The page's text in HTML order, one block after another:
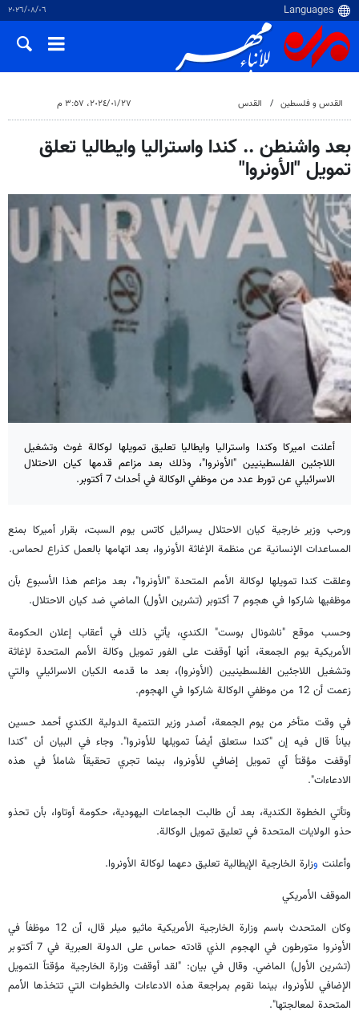
٠٦‏/٠٨‏/٢٠٢٦
القدس و فلسطین القدس ٢٧‏/٠١‏/٢٠٢٤، ٣:٥٧ م
بعد واشنطن .. كندا واستراليا وايطاليا تعلق
تمويل "الأونروا"
أعلنت اميركا وكندا واستراليا وايطاليا تعليق تمويلها لوكالة غوث وتشغيل
اللاجئين الفلسطينيين "الأونروا"، وذلك بعد مزاعم قدمها كيان الاحتلال
الاسرائيلي عن تورط عدد من موظفي الوكالة في أحداث 7 أكتوبر.
ورحب وزير خارجية كيان الاحتلال يسرائيل كاتس يوم السبت، بقرار أميركا بمنع
المساعدات الإنسانية عن منظمة الإغاثة الأونروا، بعد اتهامها بالعمل كذراع لحماس.
وعلقت كندا تمويلها لوكالة الأمم المتحدة "الأونروا"، بعد مزاعم هذا الأسبوع بأن
موظفيها شاركوا في هجوم 7 أكتوبر (تشرين الأول) الماضي ضد كيان الاحتلال.
وحسب موقع "ناشونال بوست" الكندي، يأتي ذلك في أعقاب إعلان الحكومة
الأمريكية يوم الجمعة، أنها أوقفت على الفور تمويل وكالة الأمم المتحدة لإغاثة
وتشغيل اللاجئين الفلسطينيين (الأونروا)، بعد ما قدمه الكيان الاسرائيلي والتي
زعمت أن 12 من موظفي الوكالة شاركوا في الهجوم.
في وقت متأخر من يوم الجمعة، أصدر وزير التنمية الدولية الكندي أحمد حسين
بياناً قال فيه إن "كندا ستعلق أيضاً تمويلها للأونروا". وجاء في البيان أن "كندا
أوقفت مؤقتاً أي تمويل إضافي للأونروا، بينما تجري تحقيقاً شاملاً في هذه
الادعاءات".
وتأتي الخطوة الكندية، بعد أن طالبت الجماعات اليهودية، حكومة أوتاوا، بأن تحذو
حذو الولايات المتحدة في تعليق تمويل الوكالة.
وأعلنت وزارة الخارجية الإيطالية تعليق دعهما لوكالة الأونروا.
الموقف الأمريكي
وكان المتحدث باسم وزارة الخارجية الأمريكية ماثيو ميلر قال، أن 12 موظفاً في
الأونروا متورطون في الهجوم الذي قادته حماس على الدولة العبرية في 7 أكتوبر
(تشرين الأول) الماضي. وقال في بيان: "لقد أوقفت وزارة الخارجية مؤقتاً التمويل
الإضافي للأونروا، بينما نقوم بمراجعة هذه الادعاءات والخطوات التي تتخذها الأمم
المتحدة لمعالجتها".